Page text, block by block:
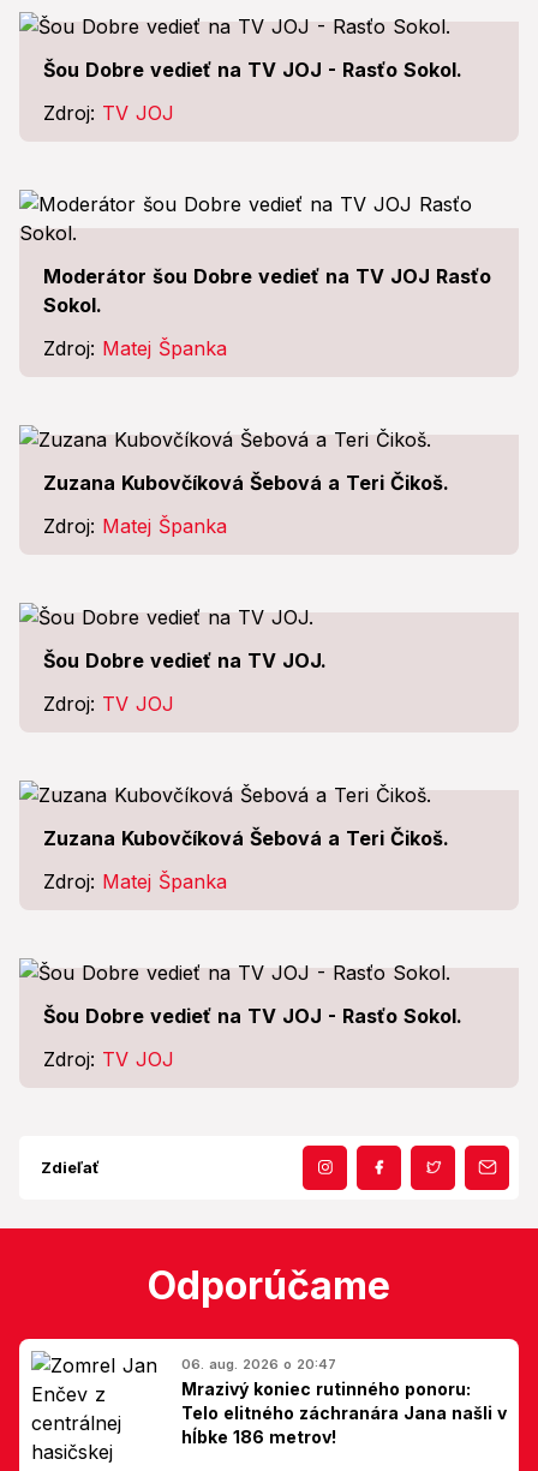
Šou Dobre vedieť na TV JOJ - Rasťo Sokol.
Zdroj: TV JOJ
Moderátor šou Dobre vedieť na TV JOJ Rasťo
Sokol.
Zdroj: Matej Španka
Zuzana Kubovčíková Šebová a Teri Čikoš.
Zdroj: Matej Španka
Šou Dobre vedieť na TV JOJ.
Zdroj: TV JOJ
Zuzana Kubovčíková Šebová a Teri Čikoš.
Zdroj: Matej Španka
Šou Dobre vedieť na TV JOJ - Rasťo Sokol.
Zdroj: TV JOJ
Zdieľať
Odporúčame
06. aug. 2026 o 20:47
Mrazivý koniec rutinného ponoru:
Telo elitného záchranára Jana našli v
hĺbke 186 metrov!